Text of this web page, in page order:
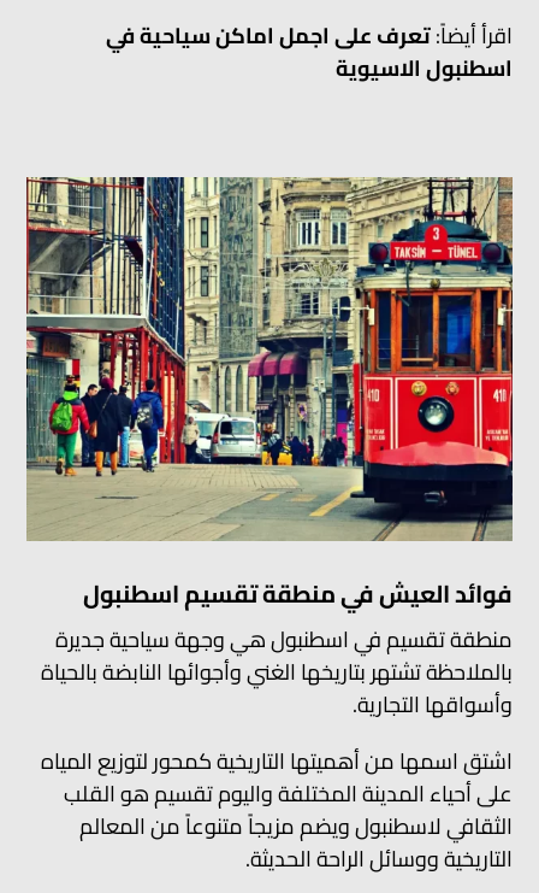
اقرأ أيضاً:تعرف على اجمل اماكن سياحية في
اسطنبول الاسيوية
فوائد العيش في منطقة تقسيم اسطنبول
منطقة تقسيم في اسطنبول هي وجهة سياحية جديرة
بالملاحظة تشتهر بتاريخها الغني وأجوائها النابضة بالحياة
وأسواقها التجارية.
اشتق اسمها من أهميتها التاريخية كمحور لتوزيع المياه
على أحياء المدينة المختلفة واليوم تقسيم هو القلب
الثقافي لاسطنبول ويضم مزيجاً متنوعاً من المعالم
التاريخية ووسائل الراحة الحديثة.